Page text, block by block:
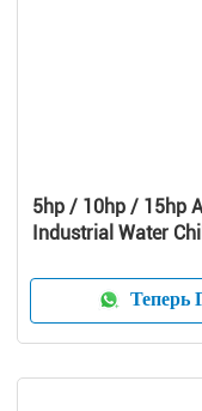
5hp / 10hp / 15hp
Industrial Water
Теперь